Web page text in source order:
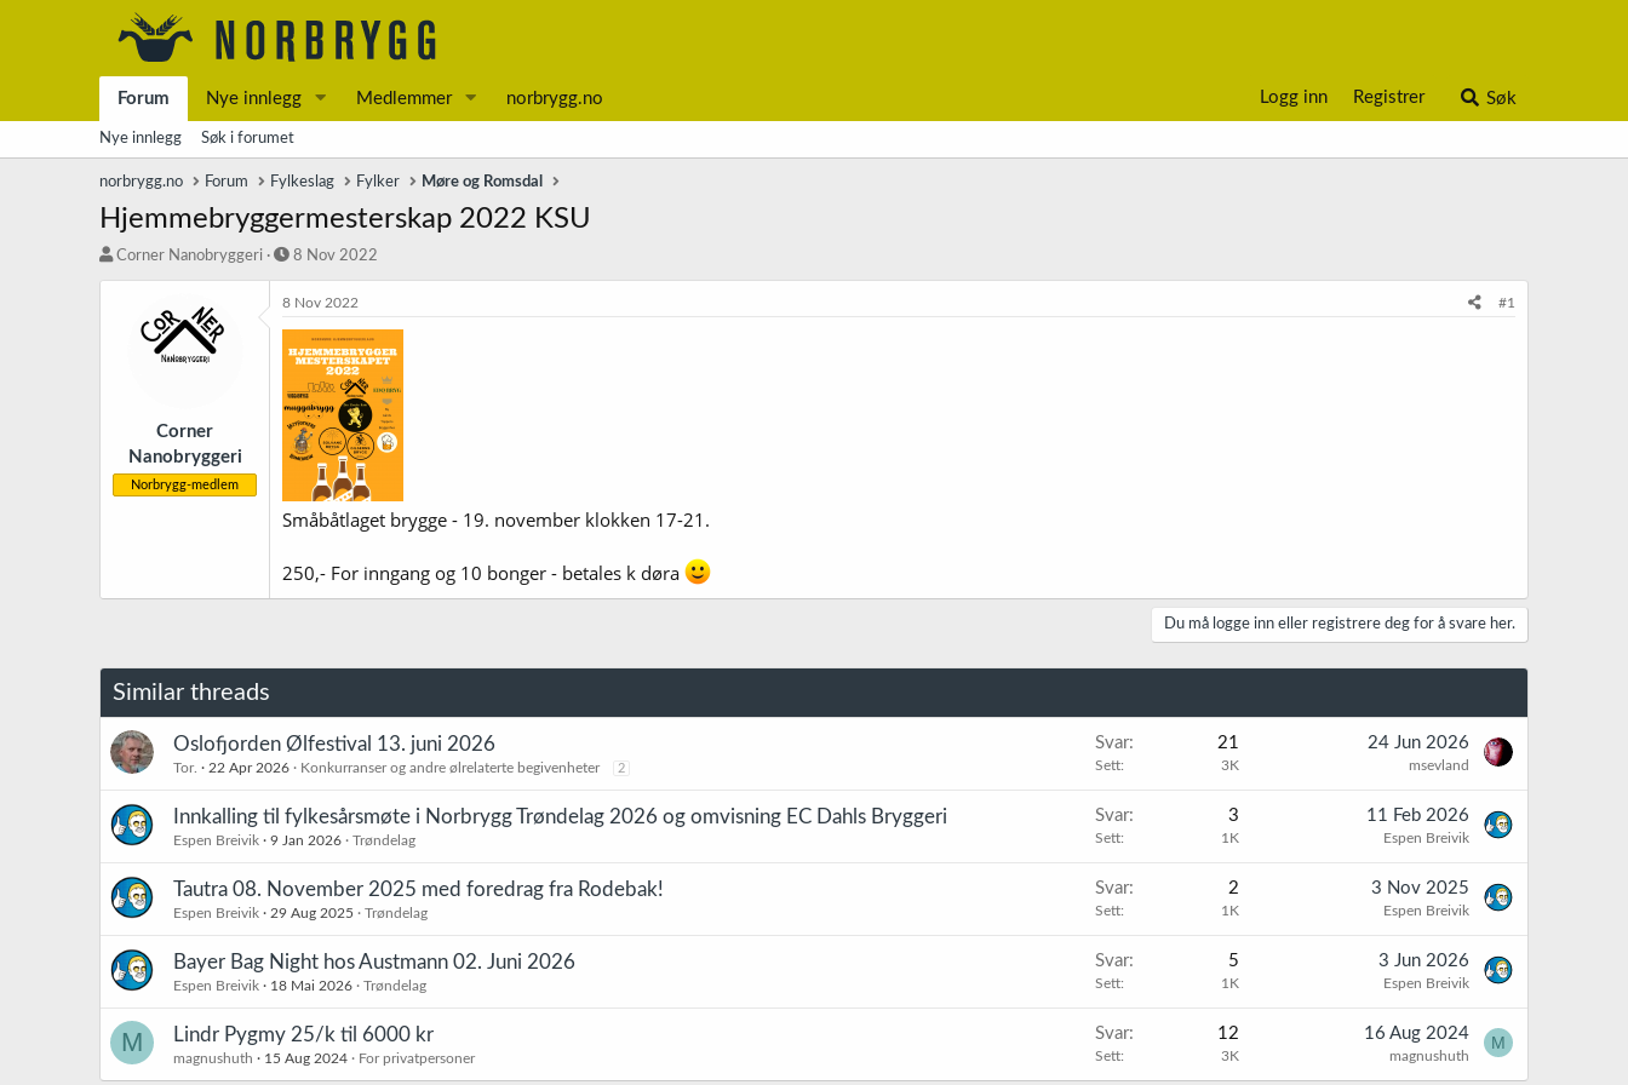
Forum Nye innlegg Medlemmer norbrygg.no Logg inn Registrer Søk
Nye innlegg Søk i forumet
norbrygg.no Forum Fylkeslag Fylker Møre og Romsdal
Hjemmebryggermesterskap 2022 KSU
T
r
Corner Nanobryggeri
S
a
d
t
o
8 Nov 2022
Corner
Nanobryggeri
Norbrygg-medlem
8 Nov 2022 #1
Småbåtlaget brygge - 19. november klokken 17-21.
250,- For inngang og 10 bonger - betales k døra
Du må logge inn eller registrere deg for å svare her.
Similar threads
Oslofjorden Ølfestival 13. juni 2026
Tor. 22 Apr 2026 Konkurranser og andre ølrelaterte begivenheter 2
Svar 21
Sett 3K
24 Jun 2026
msevland
Innkalling til fylkesårsmøte i Norbrygg Trøndelag 2026 og omvisning EC Dahls Bryggeri
Espen Breivik 9 Jan 2026 Trøndelag
Svar 3
Sett 1K
11 Feb 2026
Espen Breivik
Tautra 08. November 2025 med foredrag fra Rodebak!
Espen Breivik 29 Aug 2025 Trøndelag
Svar 2
Sett 1K
3 Nov 2025
Espen Breivik
Bayer Bag Night hos Austmann 02. Juni 2026
Espen Breivik 18 Mai 2026 Trøndelag
Svar 5
Sett 1K
3 Jun 2026
Espen Breivik
M Lindr Pygmy 25/k til 6000 kr
magnushuth 15 Aug 2024 For privatpersoner
Svar 12
Sett 3K
16 Aug 2024
magnushuth
M